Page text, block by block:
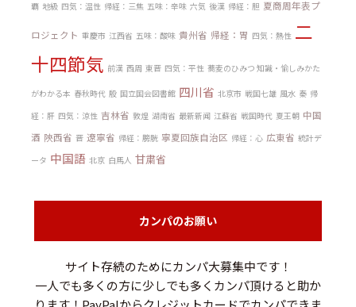
覇 地級 四気：温性 帰経：三焦 五味：辛味 六気 後漢 帰経：胆 夏商周年表プ
ロジェクト 重慶市 江西省 五味：酸味 貴州省 帰経：胃 四気：熱性 二
十四節気 前漢 西周 東晋 四気：平性 蕎麦のひみつ 知識・愉しみかた
がわかる本 春秋時代 殷 国立国会図書館 四川省 北京市 戦国七雄 風水 秦 帰
経：肝 四気：涼性 吉林省 敦煌 湖南省 最新新闻 江蘇省 戦国時代 夏王朝 中国
酒 陝西省 晋 遼寧省 帰経：膀胱 寧夏回族自治区 帰経：心 広東省 統計デ
ータ 中国語 北京 白馬人 甘粛省
カンパのお願い
サイト存続のためにカンパ大募集中です！
一人でも多くの方に少しでも多くカンパ頂けると助か